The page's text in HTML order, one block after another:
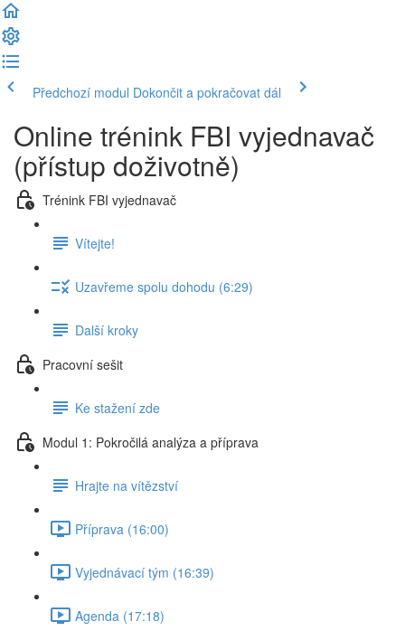
Předchozí modul Dokončit a pokračovat dál
Online trénink FBI vyjednavač
(přístup doživotně)
Trénink FBI vyjednavač
Vítejte!
Uzavřeme spolu dohodu (6:29)
Další kroky
Pracovní sešit
Ke stažení zde
Modul 1: Pokročilá analýza a příprava
Hrajte na vítězství
Příprava (16:00)
Vyjednávací tým (16:39)
Agenda (17:18)